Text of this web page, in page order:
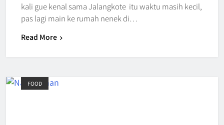
kali gue kenal sama Jalangkote itu waktu masih kecil,
pas lagi main ke rumah nenek di…
Read More
FOOD